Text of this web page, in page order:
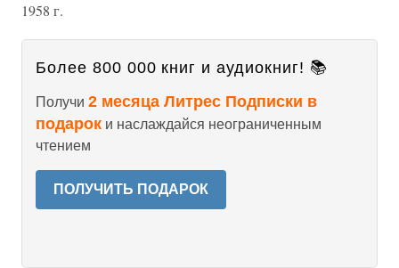
1958 г.
Более 800 000 книг и аудиокниг! 📚
Получи 2 месяца Литрес Подписки в
подарок и наслаждайся неограниченным
чтением
ПОЛУЧИТЬ ПОДАРОК